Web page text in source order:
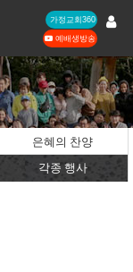
가정교회360
예배생방송
은혜의 찬양
각종 행사